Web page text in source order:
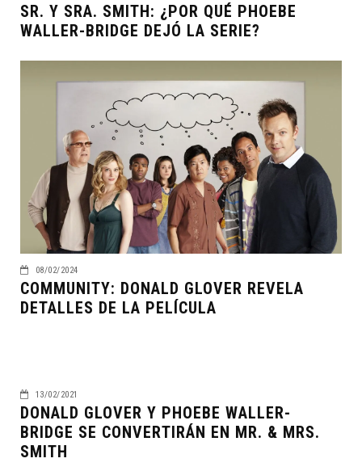
SR. Y SRA. SMITH: ¿POR QUÉ PHOEBE
WALLER-BRIDGE DEJÓ LA SERIE?
08/02/2024
COMMUNITY: DONALD GLOVER REVELA
DETALLES DE LA PELÍCULA
13/02/2021
DONALD GLOVER Y PHOEBE WALLER-
BRIDGE SE CONVERTIRÁN EN MR. & MRS.
SMITH